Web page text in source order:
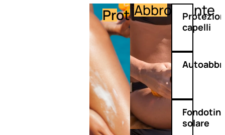
Protezione
Abbronzante
capelli
solare